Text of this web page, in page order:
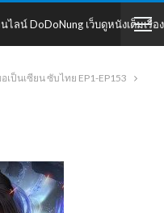
น์ DoDoNung เว็บดูหนังเต็มเรื่อง
ป็นเซียน ซับไทย EP1-EP153